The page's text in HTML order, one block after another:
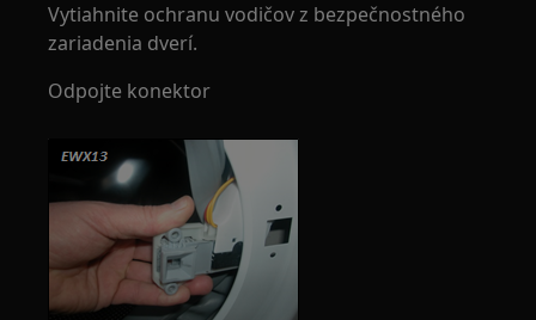
Vytiahnite ochranu vodičov z bezpečnostného
zariadenia dverí.
Odpojte konektor